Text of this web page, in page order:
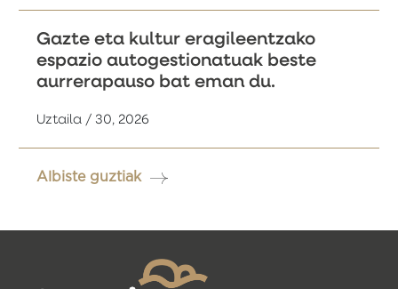
Gazte eta kultur eragileentzako
espazio autogestionatuak beste
aurrerapauso bat eman du.
Uztaila / 30, 2026
Albiste guztiak